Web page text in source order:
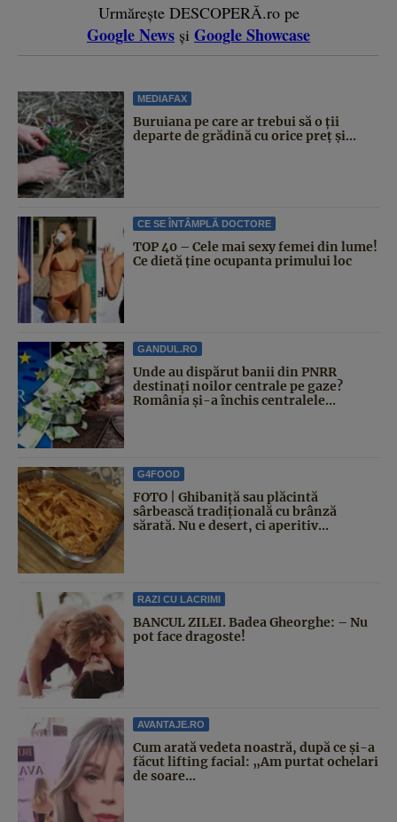
Urmărește DESCOPERĂ.ro pe
Google News și Google Showcase
MEDIAFAX
Buruiana pe care ar trebui să o ții
departe de grădină cu orice preț și...
CE SE ÎNTÂMPLĂ DOCTORE
TOP 40 – Cele mai sexy femei din lume!
Ce dietă ține ocupanta primului loc
GANDUL.RO
Unde au dispărut banii din PNRR
destinați noilor centrale pe gaze?
România și-a închis centralele...
G4FOOD
FOTO | Ghibaniță sau plăcintă
sârbească tradițională cu brânză
sărată. Nu e desert, ci aperitiv...
RAZI CU LACRIMI
BANCUL ZILEI. Badea Gheorghe: – Nu
pot face dragoste!
AVANTAJE.RO
Cum arată vedeta noastră, după ce și-a
făcut lifting facial: „Am purtat ochelari
de soare...